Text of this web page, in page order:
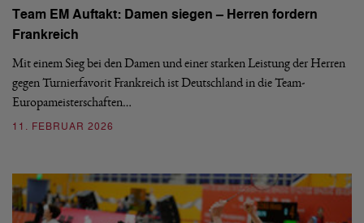
Team EM Auftakt: Damen siegen – Herren fordern
Frankreich
Mit einem Sieg bei den Damen und einer starken Leistung der Herren
gegen Turnierfavorit Frankreich ist Deutschland in die Team-
Europameisterschaften…
11. FEBRUAR 2026